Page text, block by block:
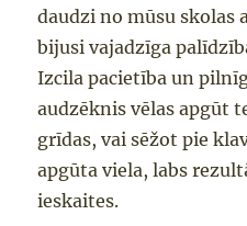
daudzi no mūsu skolas
bijusi vajadzīga
Izcila pacietība unpiln
audzēknis vēlas apgūt
grīdas, vai sēžot pie
apgūta viela, labs
ieskaites.